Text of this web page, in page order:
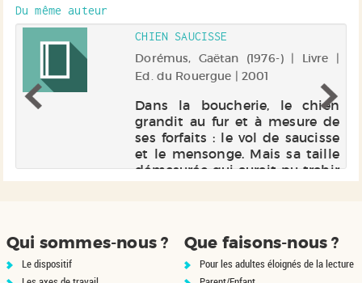
Du même auteur
CHIEN SAUCISSE
Dorémus, Gaëtan (1976-) | Livre |
Ed. du Rouergue | 2001
Dans la boucherie, le chien
grandit au fur et à mesure de
ses forfaits : le vol de saucisse
et le mensonge. Mais sa taille
démesurée qui aurait pu trahir
le pinochien, lui permettra de
Qui sommes-nous ?
Le dispositif
Que faisons-nous ?
Pour les adultes éloignés de la lecture